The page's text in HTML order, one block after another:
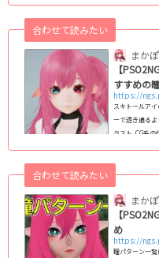
わせることで
たい､人気のつ
まか
合わせて読みたい
【
すすめの瞳
https://
スキトールア
ーで透き通る
ラスト､CG系
ム情報画像ア
まか
合わせて読みたい
【
め
https://
瞳パターン一